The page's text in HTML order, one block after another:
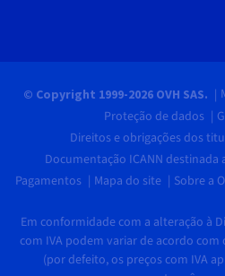
© Copyright 1999-2026 OVH SAS.
Proteção de dados
Direitos e obrigações dos
Documentação ICANN
Pagamentos
Mapa do site Sobre a
Em conformidade com a alteração à
com IVA podem variar de acordo
(por defeito, os preços com IVA